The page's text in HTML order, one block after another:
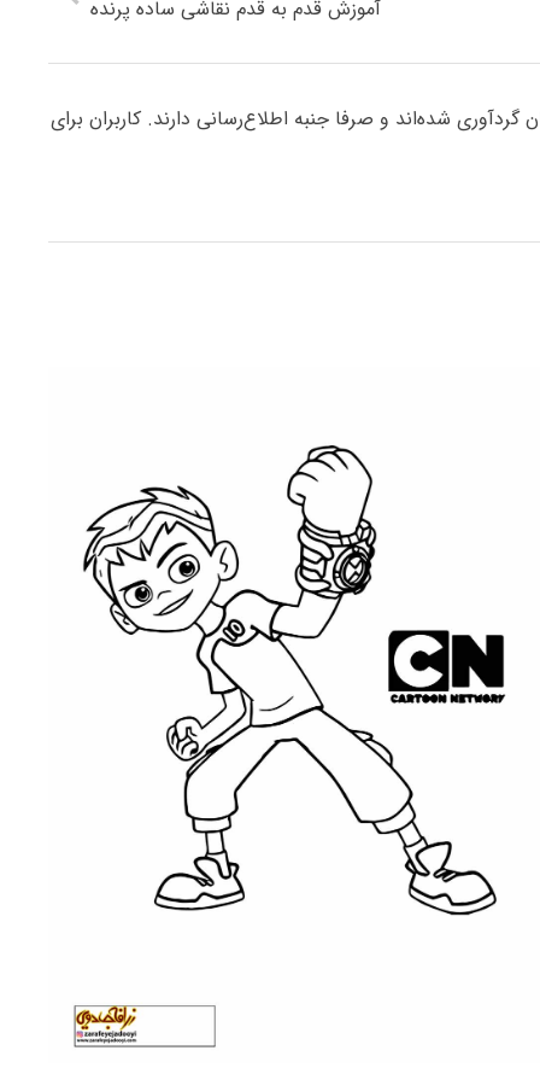
آموزش قدم به قدم نقاشی ساده پرنده
شده‌اند و صرفا جنبه اطلاع‌رسانی دارند. کاربران برای